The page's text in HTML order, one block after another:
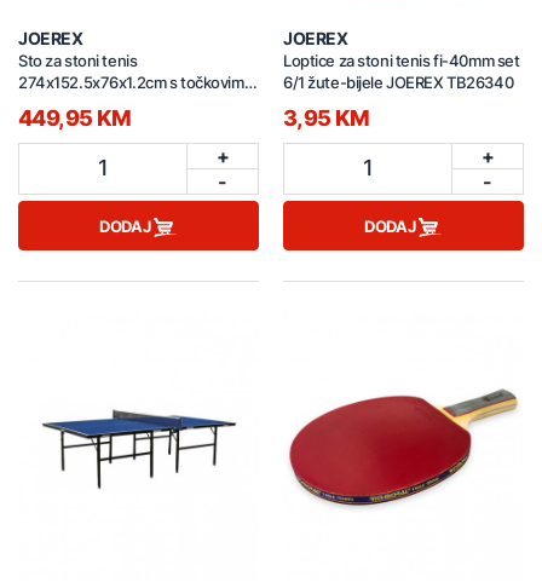
JOEREX
Sto za stoni tenis
274x152.5x76x1.2cm s točkovima
449,95 KM
1
+
-
DODAJ
JOEREX
Loptice za stoni tenis fi-40mm set
6/1 žute-bijele JOEREX TB26340
3,95 KM
1
+
-
DODAJ